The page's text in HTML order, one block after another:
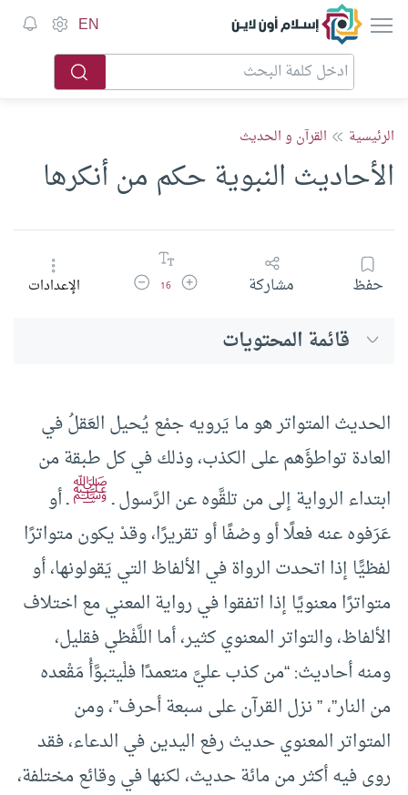
إسلام أون لاين EN
الرئيسية القرآن و الحديث
الأحاديث النبوية حكم من أنكرها
حفظ مشاركة زيادة حجم الخط
16 تقليل حجم الخطالإعدادات
قائمة المحتويات
الحديث المتواتر هو ما يَرويه جمْع يُحيل العَقلُ في
العادة تواطؤَهم على الكذب، وذلك في كل طبقة من
ابتداء الرواية إلى من تلقَّوه عن الرَّسول ـﷺـ أو
عَرَفوه عنه فعلًا أو وصْفًا أو تقريرًا، وقدْ يكون متواترًا
لفظيًّا إذا اتحدت الرواة في الألفاظ التي يَقولونها، أو
متواترًا معنويًا إذا اتفقوا في رواية المعني مع اختلاف
الألفاظ، والتواتر المعنوي كثير، أما اللَّفْظي فقليل،
ومنه أحاديث: “من كذب عليَّ متعمدًا فلْيتبوَّأْ مَقْعده
من النار”، ” نزل القرآن على سبعة أحرف”، ومن
المتواتر المعنوي حديث رفع اليدين في الدعاء، فقد
روى فيه أكثر من مائة حديث، لكنها في وقائع مختلفة،